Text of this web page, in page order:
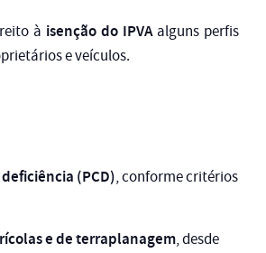
à isenção do IPVAalguns perfis
e veículos.
(PCD), conforme critérios
e de terraplanagem, desde